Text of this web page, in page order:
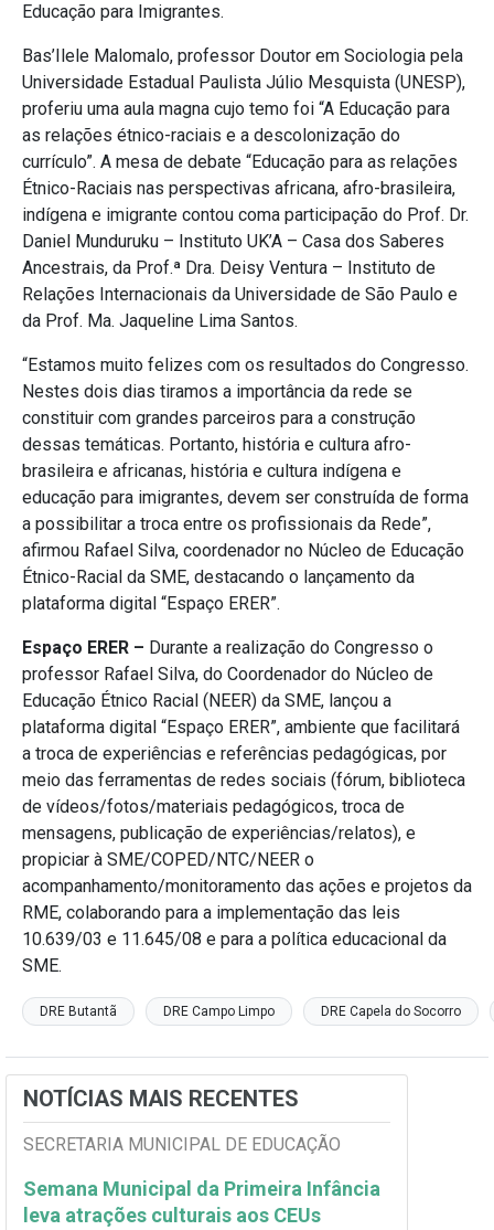
Educação para Imigrantes.
Bas’Ilele Malomalo, professor Doutor em Sociologia pela
Universidade Estadual Paulista Júlio Mesquista (UNESP),
proferiu uma aula magna cujo temo foi “A Educação para
as relações étnico-raciais e a descolonização do
currículo”. A mesa de debate “Educação para as relações
Étnico-Raciais nas perspectivas africana, afro-brasileira,
indígena e imigrante contou coma participação do Prof. Dr.
Daniel Munduruku – Instituto UK’A – Casa dos Saberes
Ancestrais, da Prof.ª Dra. Deisy Ventura – Instituto de
Relações Internacionais da Universidade de São Paulo e
da Prof. Ma. Jaqueline Lima Santos.
“Estamos muito felizes com os resultados do Congresso.
Nestes dois dias tiramos a importância da rede se
constituir com grandes parceiros para a construção
dessas temáticas. Portanto, história e cultura afro-
brasileira e africanas, história e cultura indígena e
educação para imigrantes, devem ser construída de forma
a possibilitar a troca entre os profissionais da Rede”,
afirmou Rafael Silva, coordenador no Núcleo de Educação
Étnico-Racial da SME, destacando o lançamento da
plataforma digital “Espaço ERER”.
Espaço ERER – Durante a realização do Congresso o
professor Rafael Silva, do Coordenador do Núcleo de
Educação Étnico Racial (NEER) da SME, lançou a
plataforma digital “Espaço ERER”, ambiente que facilitará
a troca de experiências e referências pedagógicas, por
meio das ferramentas de redes sociais (fórum, biblioteca
de vídeos/fotos/materiais pedagógicos, troca de
mensagens, publicação de experiências/relatos), e
propiciar à SME/COPED/NTC/NEER o
acompanhamento/monitoramento das ações e projetos da
RME, colaborando para a implementação das leis
10.639/03 e 11.645/08 e para a política educacional da
SME.
DRE Butantã DRE Campo Limpo DRE Capela do Socorro
NOTÍCIAS MAIS RECENTES
SECRETARIA MUNICIPAL DE EDUCAÇÃO
Semana Municipal da Primeira Infância
leva atrações culturais aos CEUs